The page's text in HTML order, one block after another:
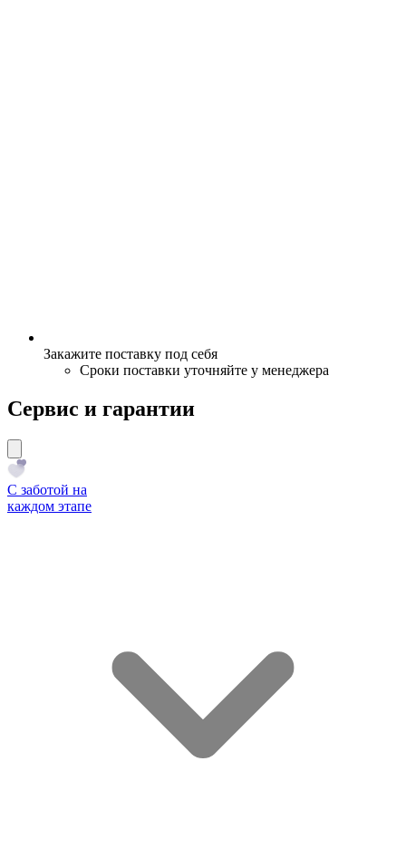
Закажите поставку под себя
Сроки поставки уточняйте у менеджера
Сервис и гарантии
С заботой на
каждом этапе